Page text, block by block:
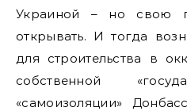
Украиной – но свою
открывать. И тогда
для строительства в
собственной
«самоизоляции»